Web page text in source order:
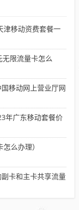
津移动资费套餐一
限流量卡怎么
移动网上营业厅网
年广东移动套餐价
么办理）
卡和主卡共享流量